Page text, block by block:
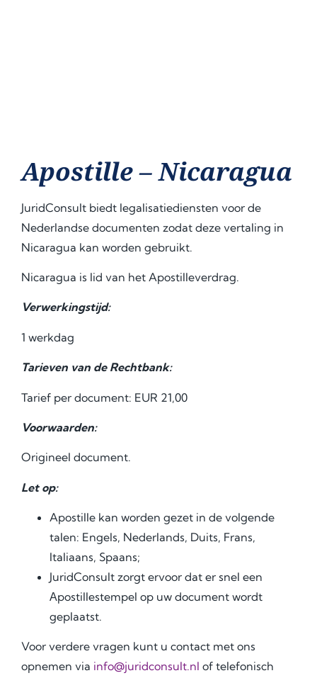
Apostille – Nicaragua
JuridConsult biedt legalisatiediensten voor de
Nederlandse documenten zodat deze vertaling in
Nicaragua kan worden gebruikt.
Nicaragua is lid van het Apostilleverdrag.
Verwerkingstijd:
1 werkdag
Tarieven van de Rechtbank:
Tarief per document: EUR 21,00
Voorwaarden:
Origineel document.
Let op:
Apostille kan worden gezet in de volgende
talen: Engels, Nederlands, Duits, Frans,
Italiaans, Spaans;
JuridConsult zorgt ervoor dat er snel een
Аpostillestempel op uw document wordt
geplaatst.
Voor verdere vragen kunt u contact met ons
opnemen via info@juridconsult.nl of telefonisch